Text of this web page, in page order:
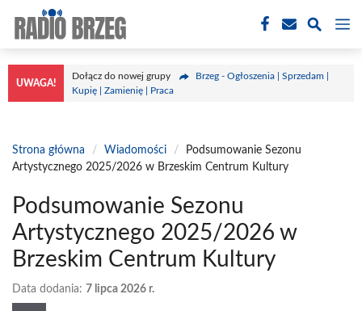
treści
UWAGA!
Dołącz do nowej grupy
Brzeg - Ogłoszenia | Sprzedam |
Kupię | Zamienię | Praca
Strona główna / Wiadomości /
Podsumowanie Sezonu
Artystycznego 2025/2026 w Brzeskim Centrum Kultury
Podsumowanie Sezonu
Artystycznego 2025/2026 w
Brzeskim Centrum Kultury
Data dodania: 7 lipca 2026 r.